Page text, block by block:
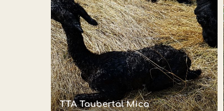
TTA Taubertal Mica